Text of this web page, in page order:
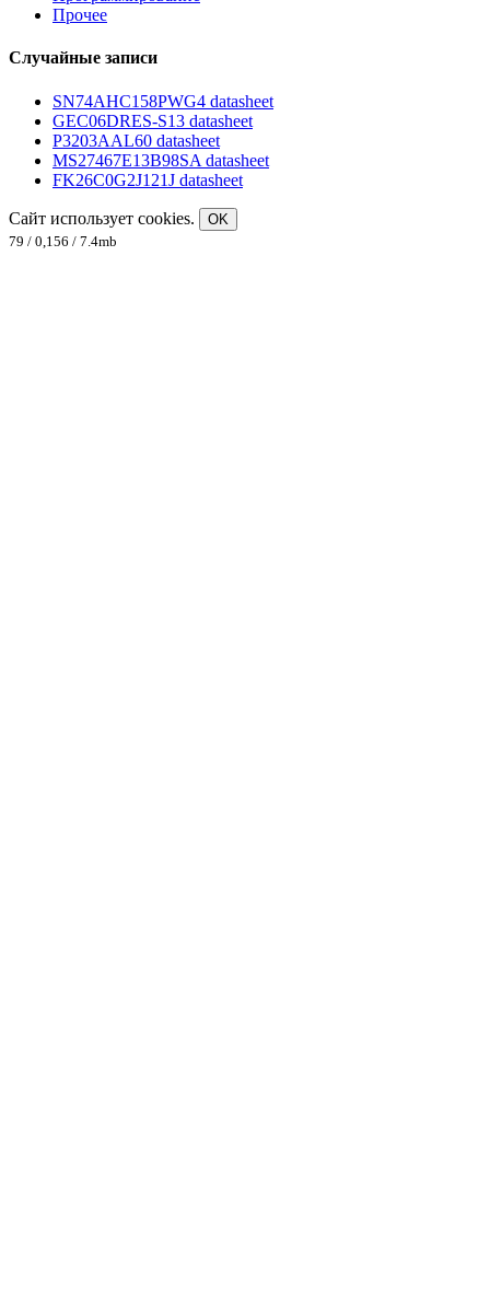
Прочее
Случайные записи
SN74AHC158PWG4 datasheet
GEC06DRES-S13 datasheet
P3203AAL60 datasheet
MS27467E13B98SA datasheet
FK26C0G2J121J datasheet
Сайт использует cookies.
OK
79 / 0,156 / 7.4mb